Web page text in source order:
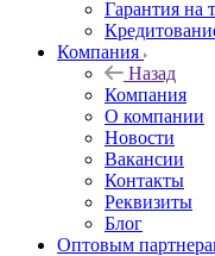
Гарантия на
Компания
Назад
Компания
О компании
Новости
Вакансии
Контакты
Реквизиты
Блог
Оптовым